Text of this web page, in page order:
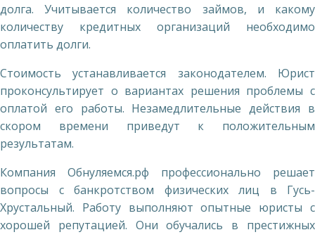
долга. Учитывается количество займов, и какому
количеству кредитных организаций необходимо
оплатить долги.
Стоимость устанавливается законодателем. Юрист
проконсультирует о вариантах решения проблемы с
оплатой его работы. Незамедлительные действия в
скором времени приведут к положительным
результатам.
Компания Обнуляемся.рф профессионально решает
вопросы с банкротством физических лиц в Гусь-
Хрустальный. Работу выполняют опытные юристы с
хорошей репутацией. Они обучались в престижных